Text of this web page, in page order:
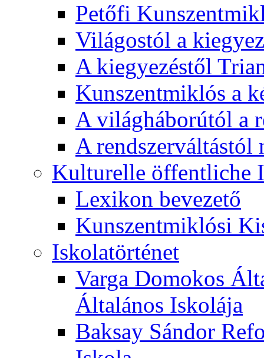
Petőfi
Világostól a
A kiegyezéstől
Kunszentmiklós a
A világháborútól a
A rendszerváltástól
Kulturelle öffentliche
Lexikon bevezető
Kunszentmiklósi
Iskolatörténet
Varga Domokos
Általános Iskolája
Baksay Sándor